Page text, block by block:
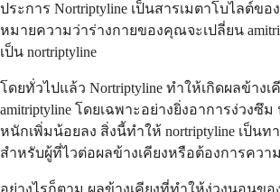
ประการ Nortriptyline เป็นสารเมตาโบไลต์ของ
หมายความว่าร่างกายของคุณจะเปลี่ยน
เป็น nortriptyline
โดยทั่วไปแล้ว Nortriptyline ทำให้เกิดผลข้างเ
amitriptyline โดยเฉพาะอย่างยิ่งอาการง่วงซึ
หนักเพิ่มน้อยลง สิ่งนี้ทำให้ nortriptyline เป็นท
สำหรับผู้ที่ไวต่อผลข้างเคียงหรือต้องการควา